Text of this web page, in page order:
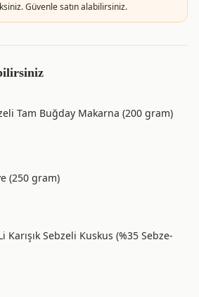
Güvenle satın alabilirsiniz.
Tam Buğday Makarna (200 gram)
(250 gram)
Karışık Sebzeli Kuskus (%35 Sebze-